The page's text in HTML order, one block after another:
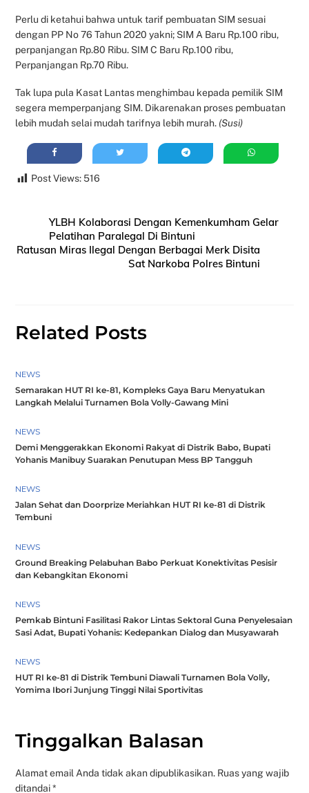
Perlu di ketahui bahwa untuk tarif pembuatan SIM sesuai
dengan PP No 76 Tahun 2020 yakni; SIM A Baru Rp.100 ribu,
perpanjangan Rp.80 Ribu. SIM C Baru Rp.100 ribu,
Perpanjangan Rp.70 Ribu.
Tak lupa pula Kasat Lantas menghimbau kepada pemilik SIM
segera memperpanjang SIM. Dikarenakan proses pembuatan
lebih mudah selai mudah tarifnya lebih murah. (Susi)
Post Views: 516
YLBH Kolaborasi Dengan Kemenkumham Gelar
Pelatihan Paralegal Di Bintuni
Ratusan Miras Ilegal Dengan Berbagai Merk Disita
Sat Narkoba Polres Bintuni
Related Posts
NEWS
Semarakan HUT RI ke-81, Kompleks Gaya Baru Menyatukan
Langkah Melalui Turnamen Bola Volly-Gawang Mini
NEWS
Demi Menggerakkan Ekonomi Rakyat di Distrik Babo, Bupati
Yohanis Manibuy Suarakan Penutupan Mess BP Tangguh
NEWS
Jalan Sehat dan Doorprize Meriahkan HUT RI ke-81 di Distrik
Tembuni
NEWS
Ground Breaking Pelabuhan Babo Perkuat Konektivitas Pesisir
dan Kebangkitan Ekonomi
NEWS
Pemkab Bintuni Fasilitasi Rakor Lintas Sektoral Guna Penyelesaian
Sasi Adat, Bupati Yohanis: Kedepankan Dialog dan Musyawarah
NEWS
HUT RI ke-81 di Distrik Tembuni Diawali Turnamen Bola Volly,
Yomima Ibori Junjung Tinggi Nilai Sportivitas
Tinggalkan Balasan
Alamat email Anda tidak akan dipublikasikan. Ruas yang wajib
ditandai*